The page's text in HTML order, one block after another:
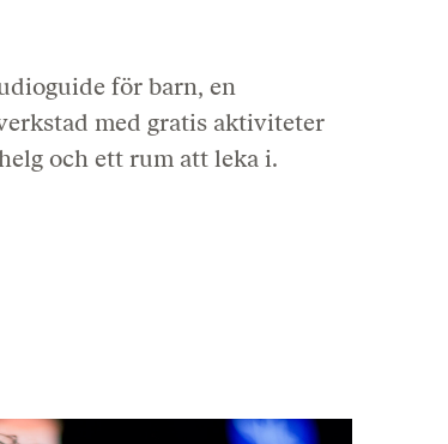
för barn, en
med gratis aktiviteter
och ett rum att leka i.